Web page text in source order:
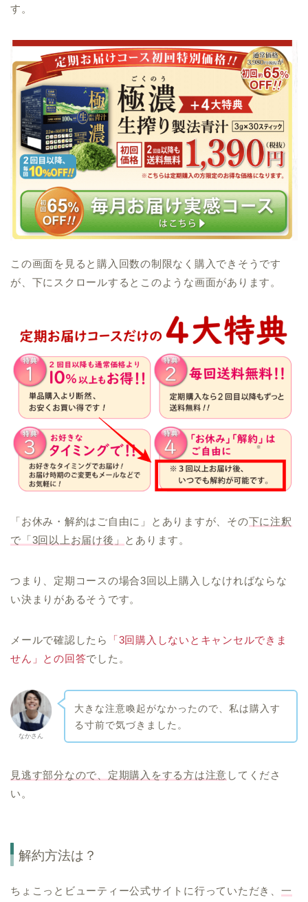
す。
この画面を見ると購入回数の制限なく購入できそうです
が、下にスクロールするとこのような画面があります。
「お休み・解約はご自由に」とありますが、その下に注釈
で「3回以上お届け後」 とあります。
つまり、定期コースの場合3回以上購入しなければならな
い決まりがあるそうです。
メールで確認したら
「3回購入しないとキャンセルできま
せん」との回答でした。
なかさん
大きな注意喚起がなかったので、私は購入す
る寸前で気づきました。
見逃す部分なので、定期購入をする方は注意 してくださ
い。
解約方法は？
ちょこっとビューティー公式サイトに行っていただき、一